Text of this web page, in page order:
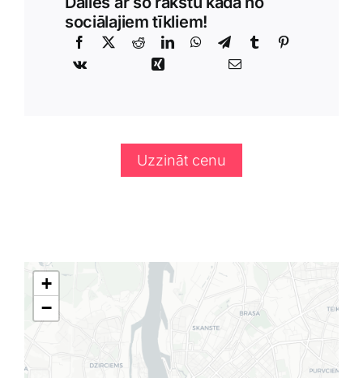
sociālajiem tīkliem!
Uzzināt cenu
+
−